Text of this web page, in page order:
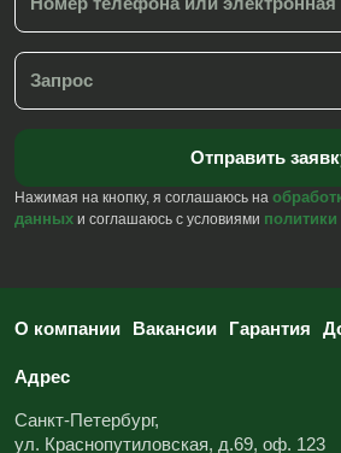
Нажимая на кнопку, я соглашаюсь на
данных и соглашаюсь с условиями
О компании Вакансии Гарантия
Адрес
Санкт-Петербург,
ул. Краснопутиловская, д.69, оф. 123